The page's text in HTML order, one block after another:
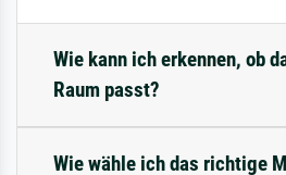
Wie kann ich erkennen, ob
Raum passt?
Wie wähle ich das richtige